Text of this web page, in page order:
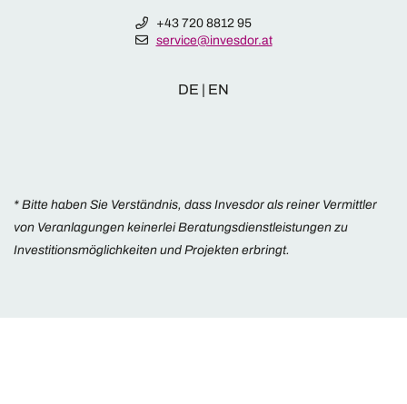
+43 720 8812 95
service@invesdor.at
DE | EN
* Bitte haben Sie Verständnis, dass Invesdor als reiner Vermittler
von Veranlagungen keinerlei Beratungsdienstleistungen zu
Investitionsmöglichkeiten und Projekten erbringt.